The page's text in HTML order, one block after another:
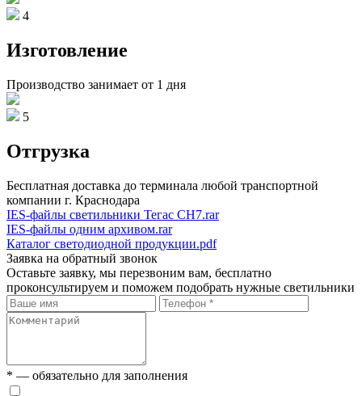
4
Изготовление
Производство занимает от 1 дня
5
Отгрузка
Бесплатная доставка до терминала любой транспортной
компании г. Краснодара
IES-файлы светильники Тегас СН7.rar
IES-файлы одним архивом.rar
Каталог светодиодной продукции.pdf
Заявка на обратный звонок
Оставьте заявку, мы перезвоним вам, бесплатно
проконсультируем и поможем подобрать нужные светильники
* — обязательно для заполнения